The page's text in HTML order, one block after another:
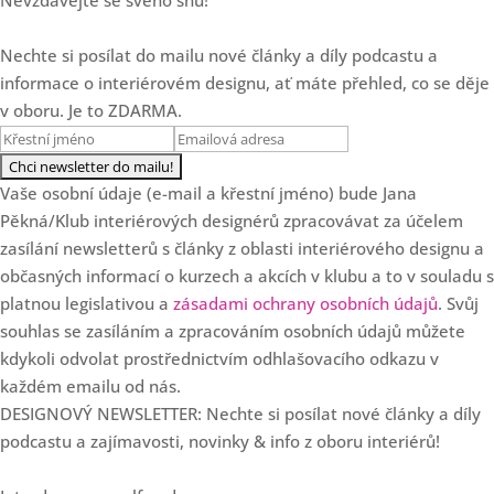
Mastermind skupina - vaše
tajná zbraň pro úspěch v roce
2026
Loading...
23:21
Další 3 zamyšlení o
cenotvorbě designéra
Loading...
3 chyby v cenotvorbě
interiérových designérů
Loading...
SPECIÁL: Klub slaví 7.
narozeniny!
Loading...
36:57
Od květinových dekorací k
luxusním projektům s Danielou
35:37
Nechte si posílat do mailu nové články a díly podcastu a
informace o interiérovém designu, ať máte přehled, co se děje
v oboru. Je to ZDARMA.
Vaše osobní údaje (e-mail a křestní jméno) bude Jana
Pěkná/Klub interiérových designérů zpracovávat za účelem
zasílání newsletterů s články z oblasti interiérového designu a
občasných informací o kurzech a akcích v klubu a to v souladu s
platnou legislativou a zásadami ochrany osobních údajů. Svůj
souhlas se zasíláním a zpracováním osobních údajů můžete
kdykoli odvolat prostřednictvím odhlašovacího odkazu v
každém emailu od nás.
DESIGNOVÝ NEWSLETTER: Nechte si posílat nové články a díly
podcastu a zajímavosti, novinky & info z oboru interiérů!